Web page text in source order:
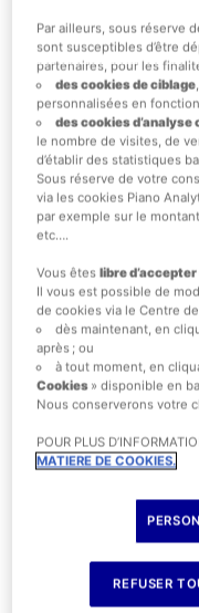
Pour les
recherchent une
rapatriement, les
voyage partout
Par ailleurs, sous réserve
sont susceptibles d’être
partenaires, pour les
des cookies de ciblage
personnalisées en
des cookies d’analyse
le nombre de visites, de
d’établir des statistiques
Sous réserve de votre
via les cookies Piano
par exemple sur le
etc….
Vous êteslibre
Il vous est possible de
de cookies via le Centre
dès maintenant, en
après ; ou
à tout moment, en
Cookies » disponible en
Nous conserverons votre
POUR PLUS
MATIERE DE COOKIES.
REFUSER